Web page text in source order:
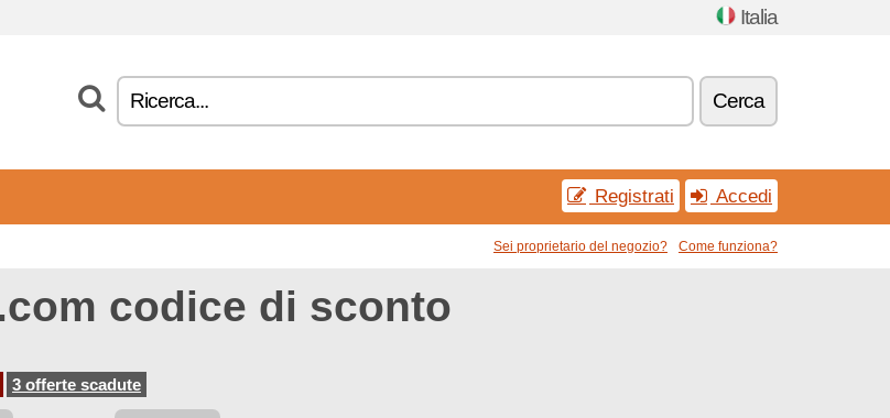
Italia
Cerca
Registrati Accedi
Sei proprietario del negozio? Come funziona?
codice di sconto
3 offerte scadute